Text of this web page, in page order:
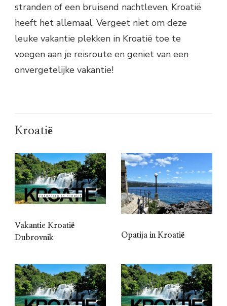
stranden of een bruisend nachtleven, Kroatië
heeft het allemaal. Vergeet niet om deze
leuke vakantie plekken in Kroatië toe te
voegen aan je reisroute en geniet van een
onvergetelijke vakantie!
Kroatië
Vakantie Kroatië
Dubrovnik
Opatija in Kroatië